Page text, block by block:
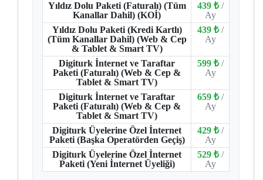
Yıldız Dolu Paketi (Faturalı) (Tüm
Kanallar Dahil) (KOİ)
439 ₺ /
Ay
Yıldız Dolu Paketi (Kredi Kartlı)
(Tüm Kanallar Dahil) (Web & Cep
& Tablet & Smart TV)
439 ₺ /
Ay
Digiturk İnternet ve Taraftar
Paketi (Faturalı) (Web & Cep &
Tablet & Smart TV)
599 ₺ /
Ay
Digiturk İnternet ve Taraftar
Paketi (Faturalı) (Web & Cep &
Tablet & Smart TV)
659 ₺ /
Ay
Digiturk Üyelerine Özel İnternet
Paketi (Başka Operatörden Geçiş)
429 ₺ /
Ay
Digiturk Üyelerine Özel İnternet
Paketi (Yeni İnternet Üyeliği)
529 ₺ /
Ay